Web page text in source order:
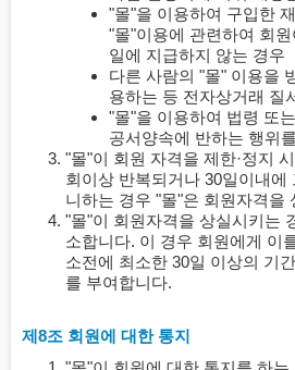
"몰"을 이용하여 구입한
"몰"이용에 관련하여 회
일에 지급하지 않는 경우
다른 사람의 "몰" 이용을
용하는 등 전자상거래 질
"몰"을 이용하여 법령 또
공서양속에 반하는 행위
"몰"이 회원 자격을 제한·정지
회이상 반복되거나 30일이내에
니하는 경우 "몰"은 회원자격을
"몰"이 회원자격을 상실시키는
소합니다. 이 경우 회원에게 이
소전에 최소한 30일 이상의 기
를 부여합니다.
제8조 회원에 대한 통지